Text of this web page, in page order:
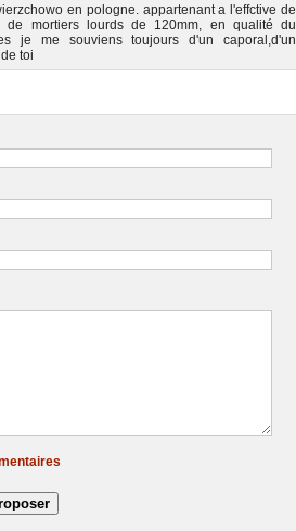
en pologne. appartenant a l'effctive de
de mortiers lourds de 120mm, en qualité du
je me souviens toujours d'un caporal,d'un
toi